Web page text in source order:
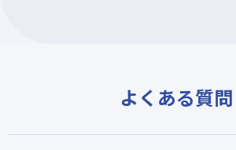
よくある質問